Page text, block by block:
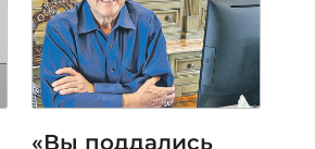
«Вы поддались